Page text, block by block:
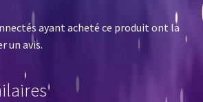
ayant acheté ce produit ont la
un avis.